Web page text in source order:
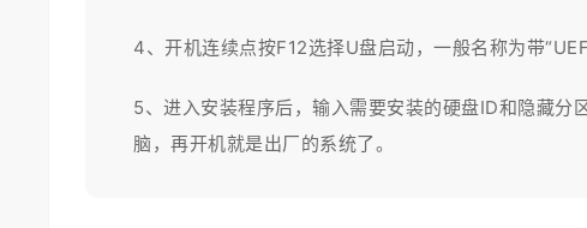
4、开机连续点按F12选择U盘启动，一般名称为带
5、进入安装程序后，输入需要安装的硬盘ID和隐藏分
脑，再开机就是出厂的系统了。